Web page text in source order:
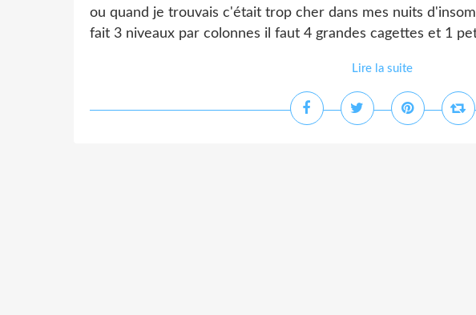
ou quand je trouvais c'était trop cher dans mes nuits
fait 3 niveaux par colonnes il faut 4 grandes cagettes et 1
Lire la suite